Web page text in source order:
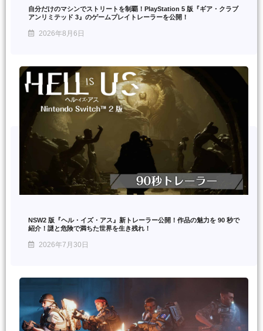
自分だけのマシンでストリートを制覇！PlayStation 5 版『ギア・クラブ
アンリミテッド 3』のゲームプレイトレーラーを公開！
2026年8月6日
NSW2 版『ヘル・イズ・アス』新トレーラー公開！作品の魅力を 90 秒で
紹介！謎と危険で満ちた世界を生き残れ！
2026年7月30日